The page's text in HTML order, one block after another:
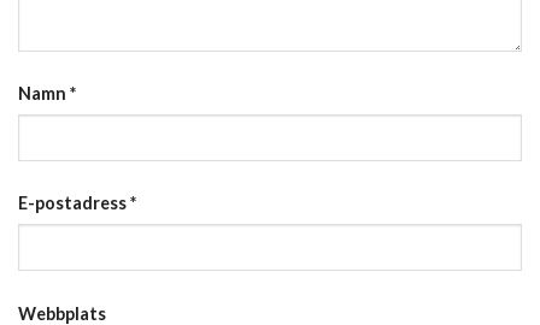
Namn *
E-postadress*
Webbplats